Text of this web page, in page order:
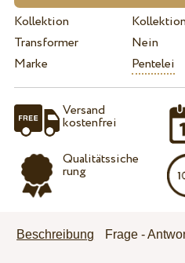
Kollektion
Transformer
Nein
Marke
Pentelei
Versand
kostenfrei
Qualitätssiche
rung
Beschreibung Frage -